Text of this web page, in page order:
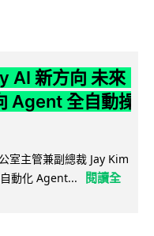
AI 新方向 未來
Agent 全自動操
室主管兼副總裁 Jay Kim
動化 Agent...
閱讀全